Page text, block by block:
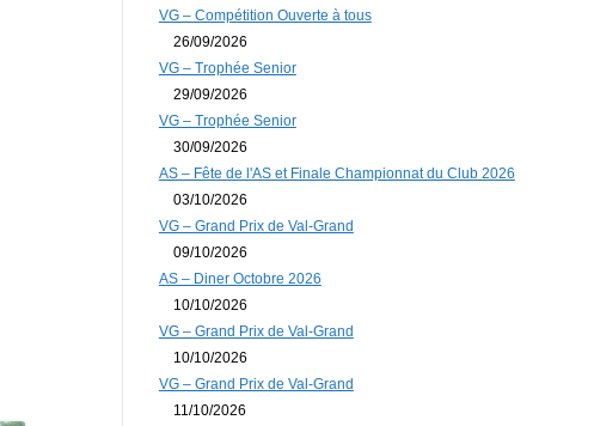
VG – Compétition Ouverte à tous
26/09/2026
VG – Trophée Senior
29/09/2026
VG – Trophée Senior
30/09/2026
AS – Fête de l'AS et Finale Championnat du Club 2026
03/10/2026
VG – Grand Prix de Val-Grand
09/10/2026
AS – Diner Octobre 2026
10/10/2026
VG – Grand Prix de Val-Grand
10/10/2026
VG – Grand Prix de Val-Grand
11/10/2026